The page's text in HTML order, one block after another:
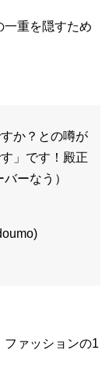
一重を隠すため
か？との噂が
」です！殿正
ーなう）
ファッションの1